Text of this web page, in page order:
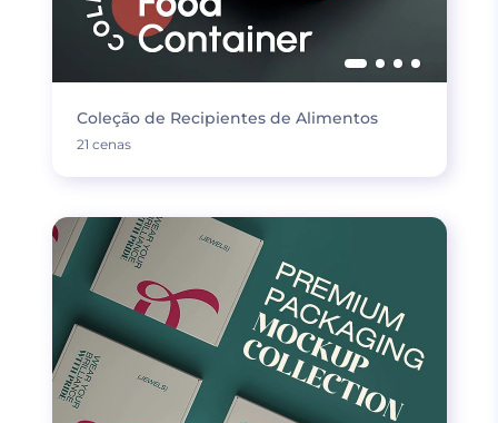
Coleção de Recipientes de Alimentos
21 cenas